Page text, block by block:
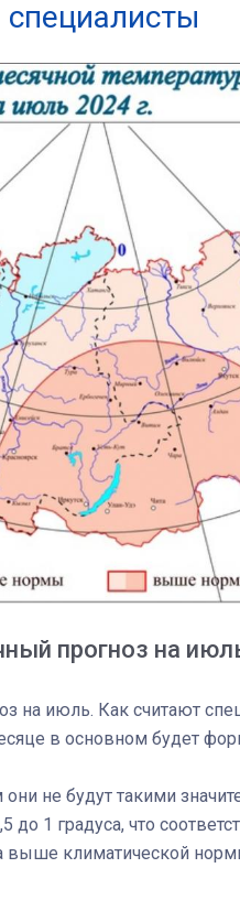
прогноз на
на июль. Как считают
в основном будет
не будут такими
1 градуса, что
выше климатической